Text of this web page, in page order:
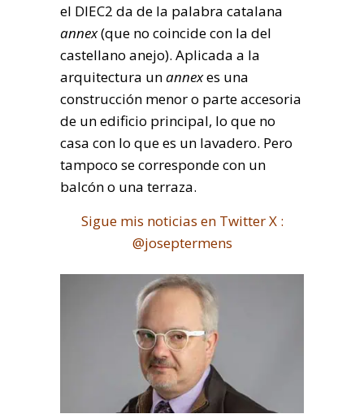
el DIEC2 da de la palabra catalana
annex(que no coincide con la del
castellano anejo). Aplicada a la
arquitectura unannexes una
construcción menor o parte accesoria
de un edificio principal, lo que no
casa con lo que es un lavadero. Pero
tampoco se corresponde con un
balcón o una terraza.
Sigue mis noticias en Twitter X :
@joseptermens